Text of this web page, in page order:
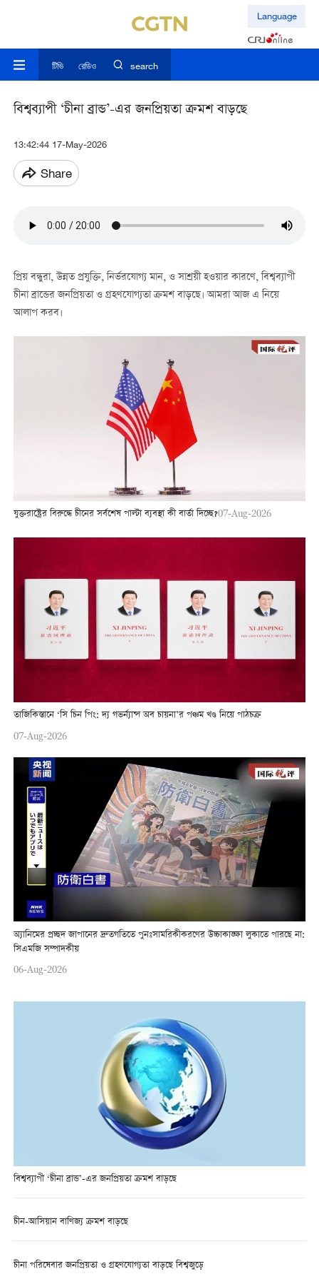
Language
টিভি রেডিও search
বিশ্বব্যাপী ‘চীনা ব্রান্ড’-এর জনপ্রিয়তা ক্রমশ বাড়ছে
13:42:44 17-May-2026
Share
প্রিয় বন্ধুরা, উন্নত প্রযুক্তি, নির্ভরযোগ্য মান, ও সাশ্রয়ী হওয়ার কারণে, বিশ্বব্যাপী
চীনা ব্রান্ডের জনপ্রিয়তা ও গ্রহণযোগ্যতা ক্রমশ বাড়ছে। আমরা আজ এ নিয়ে
আলাপ করব।
যুক্তরাষ্ট্রের বিরুদ্ধে চীনের সর্বশেষ পাল্টা ব্যবস্থা কী বার্তা দিচ্ছে?07-Aug-2026
তাজিকিস্তানে ‘সি চিন পিং: দ্য গভর্ন্যান্স অব চায়না’র পঞ্চম খণ্ড নিয়ে পাঠচক্র
07-Aug-2026
অ্যানিমের প্রচ্ছদ জাপানের দ্রুতগতিতে পুনঃসামরিকীকরণের উচ্চাকাঙ্ক্ষা লুকাতে পারছে না:
সিএমজি সম্পাদকীয়
06-Aug-2026
বিশ্বব্যাপী ‘চীনা ব্রান্ড’-এর জনপ্রিয়তা ক্রমশ বাড়ছে
চীন-আসিয়ান বাণিজ্য ক্রমশ বাড়ছে
চীনা পরিষেবার জনপ্রিয়তা ও গ্রহণযোগ্যতা বাড়ছে বিশ্বজুড়ে